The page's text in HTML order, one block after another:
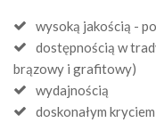
wysoką jakością -
dostępnością w
brązowy i grafitowy)
wydajnością
doskonałym kryciem